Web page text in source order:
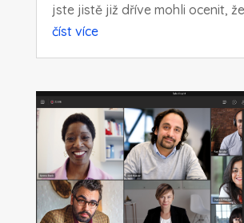
jste jistě již dříve mohli ocenit,
číst více